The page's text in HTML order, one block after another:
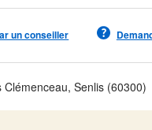
un conseiller
Senlis (60300)